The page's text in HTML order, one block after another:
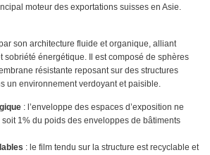
moteur des exportations suisses en Asie.
son architecture fluide et organique, alliant
sobriété énergétique. Il est composé de sphères
résistante reposant sur des structures
un environnement verdoyant et paisible.
: l’enveloppe des espaces d’exposition ne
1% du poids des enveloppes de bâtiments
: le film tendu sur la structure est recyclable et